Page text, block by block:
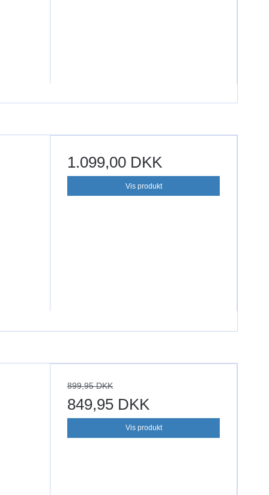
1.099,00 DKK
Vis produkt
899,95 DKK
849,95 DKK
Vis produkt